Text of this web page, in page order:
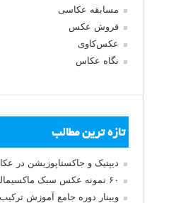
مسابقه عکاسی
فروش عکس
عکس‌کاوی
نگاه عکاس
تازه ترین مطالب
دیپتیک و جاکستا‌پوزیشن در
۶۰ نمونه عکس سبک ماکسیمالیسم
وبینار دوره جامع آموزش